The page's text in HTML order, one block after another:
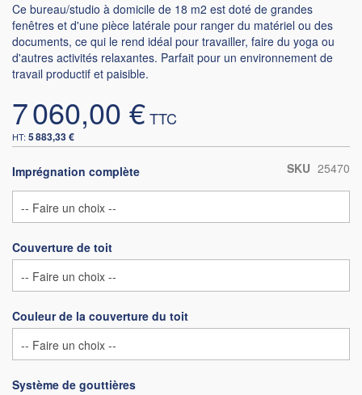
Ce bureau/studio à domicile de 18 m2 est doté de grandes
fenêtres et d'une pièce latérale pour ranger du matériel ou des
documents, ce qui le rend idéal pour travailler, faire du yoga ou
d'autres activités relaxantes. Parfait pour un environnement de
travail productif et paisible.
7 060,00 €
5 883,33 €
SKU 25470
Imprégnation complète
Couverture de toit
Couleur de la couverture du toit
Système de gouttières